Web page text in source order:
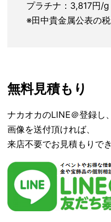
プラチナ：3,817円/g
※田中貴金属公表の
無料見積もり
ナカオカのLINE＠登録し、
画像を送付頂ければ、
来店不要でお見積もりで